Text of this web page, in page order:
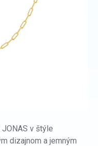
v štýle
dizajnom a jemným